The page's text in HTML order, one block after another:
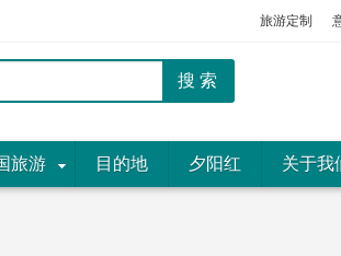
旅游定制
旅游 目的地 夕阳红 关于我